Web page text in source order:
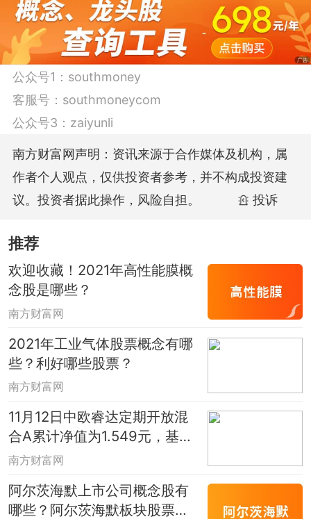
Mice为品牌，秉承以客户为中心的服务宗
旨。
(4)云南旅游：云南旅游股份有限公司经依
法登记，公司营业执照登记的营业范围
为，景区景点投资、经营及管理，园林园
艺产品展示，旅游房地产投资，生物产品
开发及利用，旅游商贸，旅游商品设计、
开发、销售，旅游服务(景区导游礼仪服
业务)，婚庆服务，会议会务接待，度假村
开发经营，广告经营、会展、旅游咨询，
旅游商品开发，文化产品开发，进出口业
务。
数据由南方财富网提供，仅供参考，不构
成投资建议，股市有风险，投资需谨慎，
据此操作，风险自担。
公众号1： southmoney
客服号： southmoneycom
公众号3： zaiyunli
南方财富网声明：资讯来源于合作媒体及机构，属
作者个人观点，仅供投资者参考，并不构成投资建
议。投资者据此操作，风险自担。
投诉
推荐
欢迎收藏！2021年高性能膜概
念股是哪些？
南方财富网
2021年工业气体股票概念有哪
些？利好哪些股票？
南方财富网
11月12日中欧睿达定期开放混
合A累计净值为1.549元，基金
前端申购费是多少？
南方财富网
阿尔茨海默上市公司概念股有
哪些？阿尔茨海默板块股票一